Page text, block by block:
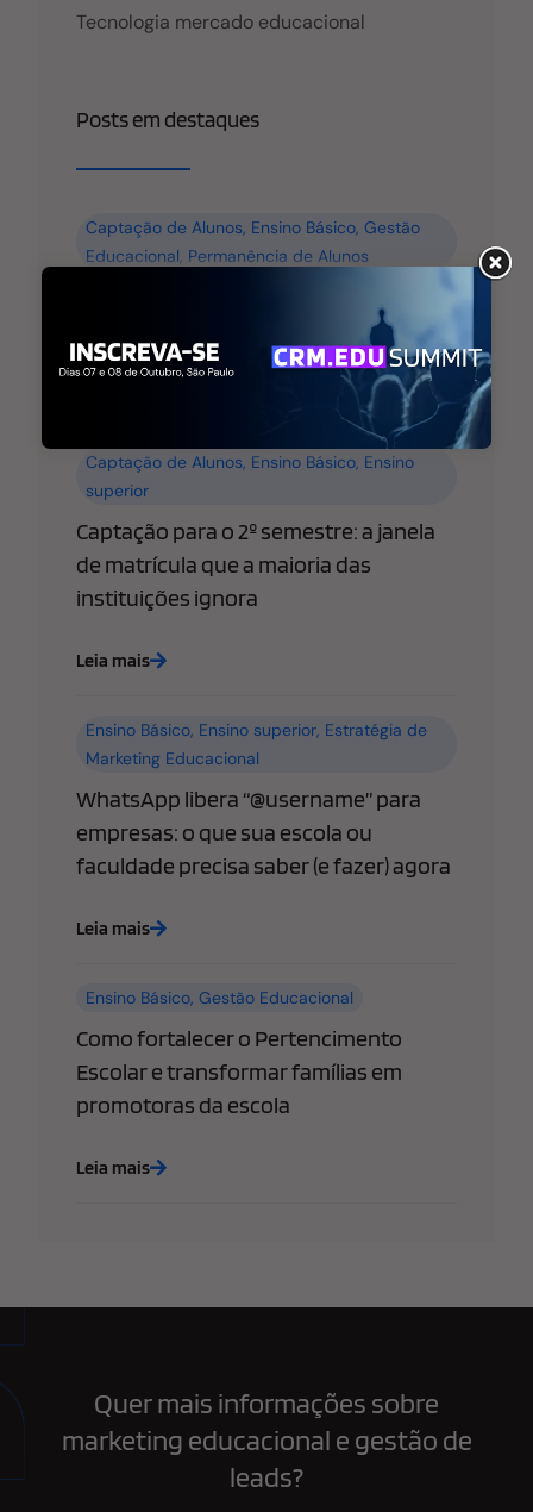
Tecnologia mercado educacional
Posts em destaques
Captação de Alunos, Ensino Básico,Gestão
Educacional, Permanência de Alunos
Captação de Alunos, Ensino Básico, Ensino
superior
Captação para o 2º semestre: a janela
de matrícula que a maioria das
instituições ignora
Leia mais
Ensino Básico, Ensino superior, Estratégia de
Marketing Educacional
WhatsApp libera “@username” para
empresas: o que sua escola ou
faculdade precisa saber (e fazer) agora
Leia mais
Ensino Básico,Gestão Educacional
Como fortalecer o Pertencimento
Escolar e transformar famílias em
promotoras da escola
Leia mais
Quer mais informações sobre
marketing educacional e gestão de
leads?